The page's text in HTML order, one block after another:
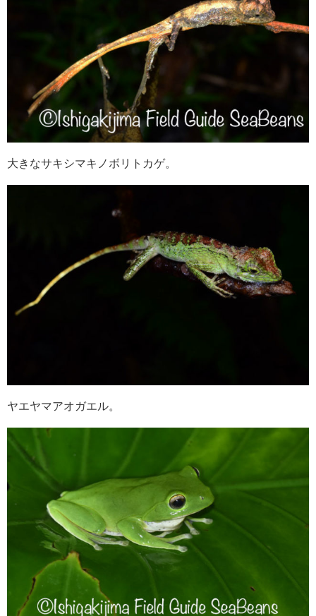
大きなサキシマキノボリトカゲ。
ヤエヤマアオガエル。